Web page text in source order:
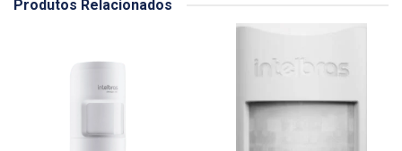
Produtos Relacionados